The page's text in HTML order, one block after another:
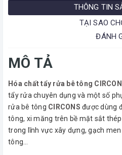
THÔNG TIN
TẠI SAO
ĐÁNH
MÔ TẢ
Hóa chất tẩy rửa bê tông
tẩy rửa chuyên dụng và một số
rửa bê tông CIRCONS được dùng
tông, xi măng trên bề mặt sắt
trong lĩnh vực xây dựng, gạch
tông…